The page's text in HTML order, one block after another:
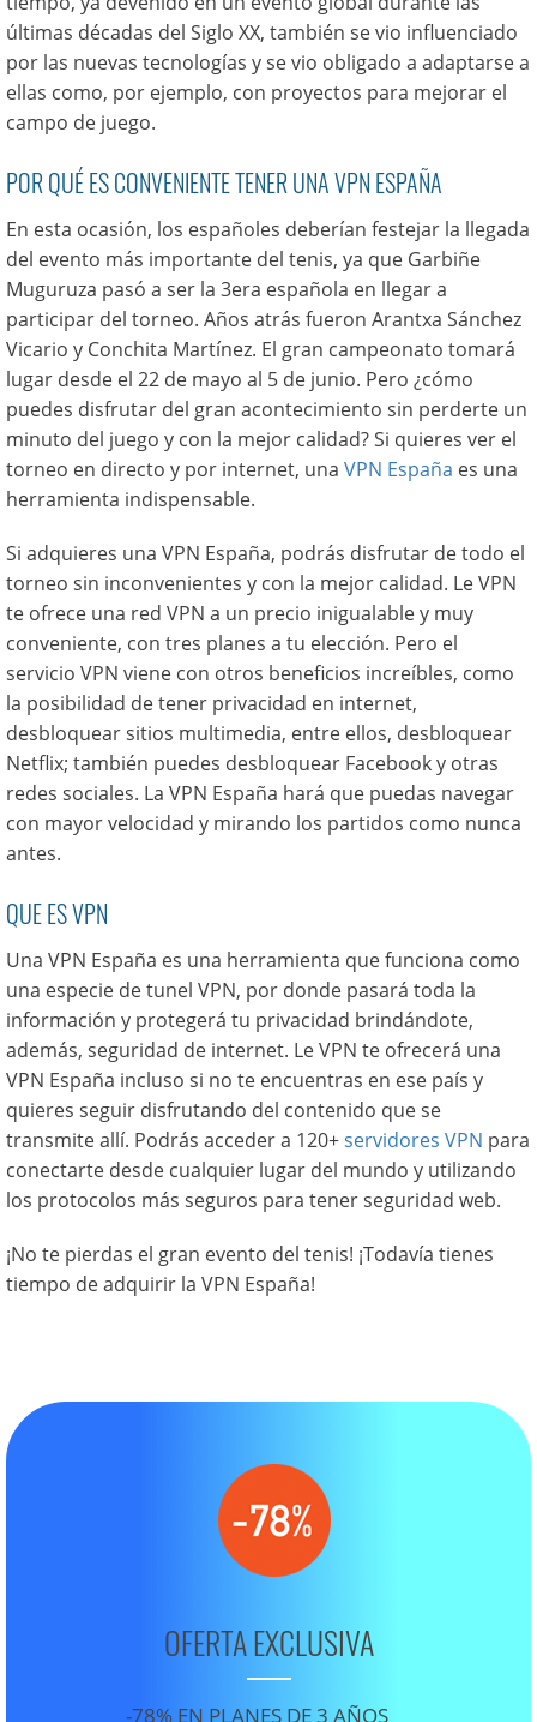
últimas décadas del Siglo XX, también se vio influenciado
por las nuevas tecnologías y se vio obligado a adaptarse a
ellas como, por ejemplo, con proyectos para mejorar el
campo de juego.
POR QUÉ ES CONVENIENTE TENER UNA VPN ESPAÑA
En esta ocasión, los españoles deberían festejar la llegada
del evento más importante del tenis, ya que Garbiñe
Muguruza pasó a ser la 3era española en llegar a
participar del torneo. Años atrás fueron Arantxa Sánchez
Vicario y Conchita Martínez. El gran campeonato tomará
lugar desde el 22 de mayo al 5 de junio. Pero ¿cómo
puedes disfrutar del gran acontecimiento sin perderte un
minuto del juego y con la mejor calidad? Si quieres ver el
torneo en directo y por internet, una VPN España es una
herramienta indispensable.
Si adquieres una VPN España, podrás disfrutar de todo el
torneo sin inconvenientes y con la mejor calidad. Le VPN
te ofrece una red VPN a un precio inigualable y muy
conveniente, con tres planes a tu elección. Pero el
servicio VPN viene con otros beneficios increíbles, como
la posibilidad de tener privacidad en internet,
desbloquear sitios multimedia, entre ellos, desbloquear
Netflix; también puedes desbloquear Facebook y otras
redes sociales. La VPN España hará que puedas navegar
con mayor velocidad y mirando los partidos como nunca
antes.
QUE ES VPN
Una VPN España es una herramienta que funciona como
una especie de tunel VPN, por donde pasará toda la
información y protegerá tu privacidad brindándote,
además, seguridad de internet. Le VPN te ofrecerá una
VPN España incluso si no te encuentras en ese país y
quieres seguir disfrutando del contenido que se
transmite allí. Podrás acceder a 120+servidores VPN para
conectarte desde cualquier lugar del mundo y utilizando
los protocolos más seguros para tener seguridad web.
¡No te pierdas el gran evento del tenis! ¡Todavía tienes
tiempo de adquirir la VPN España!
OFERTA EXCLUSIVA
-78% EN PLANES DE 3 AÑOS